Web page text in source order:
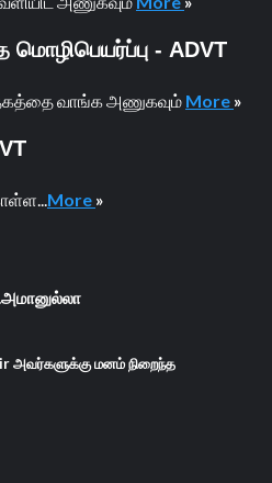
மொழிபெயர்ப்பு - ADVT
வாங்க அணுகவும் More »
More »
அவர்களுக்கு மனம் நிறைந்த